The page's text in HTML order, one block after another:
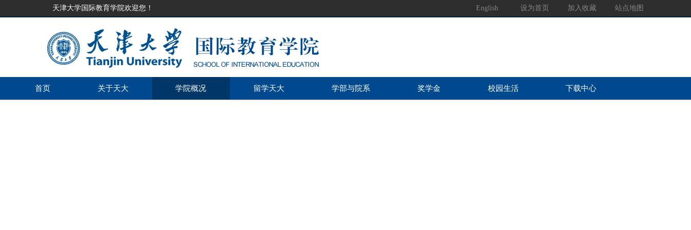
English 设为首页 加入收藏 站点地图
天津大学国际教育学院欢迎您！
首页 关于天大 学院概况 留学天大 学部与院系 奖学金 校园生活 下载中心